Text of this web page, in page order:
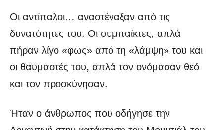
Οι αντίπαλοι… αναστέναξαν από τις
δυνατότητες του. Οι συμπαίκτες, απλά
πήραν λίγο «φως» από τη «λάμψη» του και
οι θαυμαστές του, απλά τον ονόμασαν θεό
και τον προσκύνησαν.
Ήταν ο άνθρωπος που οδήγησε την